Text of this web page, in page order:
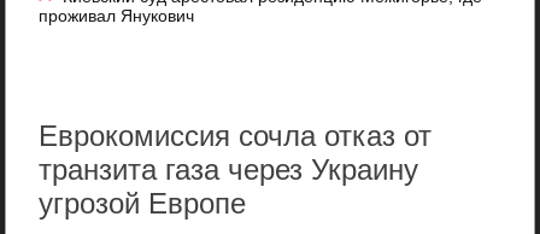
проживал Янукович
Еврокомиссия сочла отказ от
транзита газа через Украину
угрозой Европе